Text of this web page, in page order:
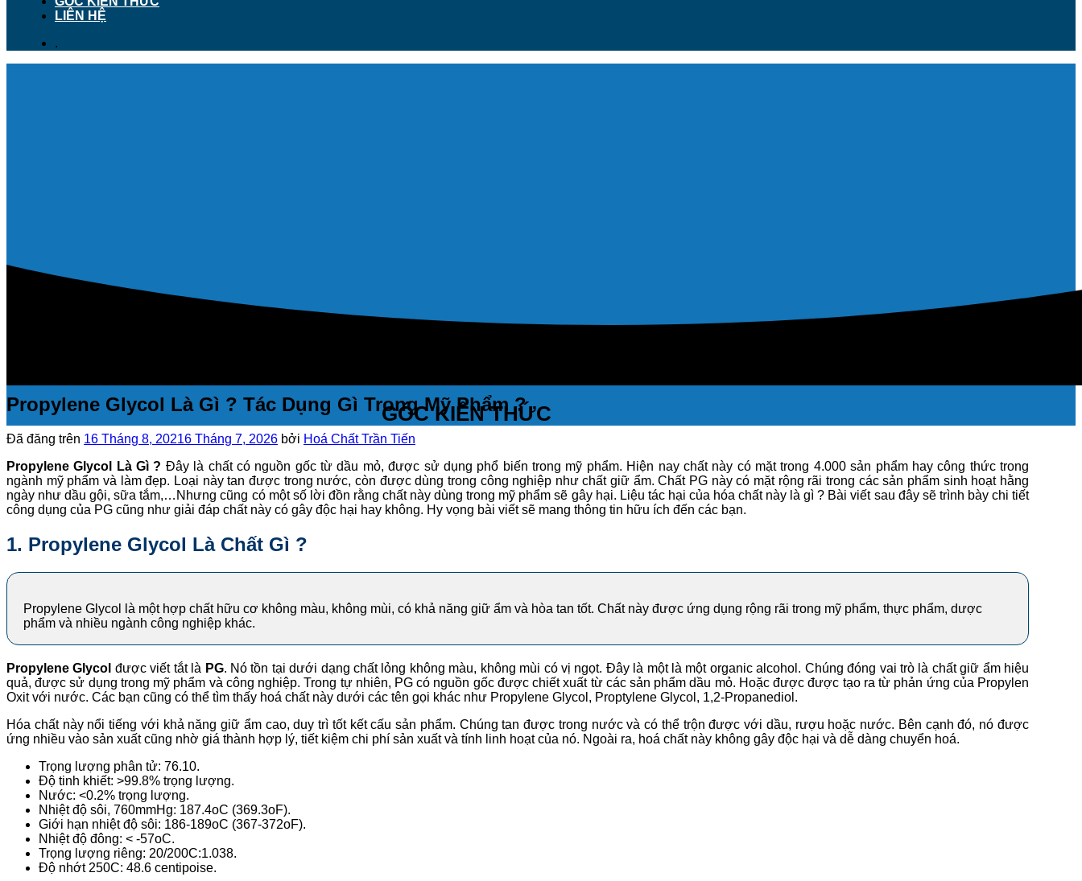
LIÊN HỆ
.
GÓC KIẾN THỨC
Propylene Glycol Là Gì ? Tác Dụng Gì Trong Mỹ Phẩm ?
Đã đăng trên 16 Tháng 8, 20216 Tháng 7, 2026 bởi Hoá Chất Trần Tiến
Propylene Glycol Là Gì ? Đây là chất có nguồn gốc từ dầu mỏ, được sử dụng phổ biến trong mỹ phẩm. Hiện nay chất này có mặt trong 4.000 sản phẩm hay công thức trong
ngành mỹ phẩm và làm đẹp. Loại này tan được trong nước, còn được dùng trong công nghiệp như chất giữ ẩm. Chất PG này có mặt rộng rãi trong các sản phẩm sinh hoạt hằng
ngày như dầu gội, sữa tắm,…Nhưng cũng có một số lời đồn rằng chất này dùng trong mỹ phẩm sẽ gây hại. Liệu tác hại của hóa chất này là gì ? Bài viết sau đây sẽ trình bày chi tiết
công dụng của PG cũng như giải đáp chất này có gây độc hại hay không. Hy vọng bài viết sẽ mang thông tin hữu ích đến các bạn.
1. Propylene Glycol Là Chất Gì ?
Propylene Glycol là một hợp chất hữu cơ không màu, không mùi, có khả năng giữ ẩm và hòa tan tốt. Chất này được ứng dụng rộng rãi trong mỹ phẩm, thực phẩm, dược
phẩm và nhiều ngành công nghiệp khác.
Propylene Glycol được viết tắt là PG. Nó tồn tại dưới dạng chất lỏng không màu, không mùi có vị ngọt. Đây là một là một organic alcohol. Chúng đóng vai trò là chất giữ ẩm hiệu
quả, được sử dụng trong mỹ phẩm và công nghiệp. Trong tự nhiên, PG có nguồn gốc được chiết xuất từ các sản phẩm dầu mỏ. Hoặc được được tạo ra từ phản ứng của Propylen
Oxit với nước. Các bạn cũng có thể tìm thấy hoá chất này dưới các tên gọi khác như Propylene Glycol, Proptylene Glycol, 1,2-Propanediol.
Hóa chất này nổi tiếng với khả năng giữ ẩm cao, duy trì tốt kết cấu sản phẩm. Chúng tan được trong nước và có thể trộn được với dầu, rượu hoặc nước. Bên cạnh đó, nó được
ứng nhiều vào sản xuất cũng nhờ giá thành hợp lý, tiết kiệm chi phí sản xuất và tính linh hoạt của nó. Ngoài ra, hoá chất này không gây độc hại và dễ dàng chuyển hoá.
Trọng lượng phân tử: 76.10.
Độ tinh khiết: >99.8% trọng lượng.
Nước: <0.2% trọng lượng.
Nhiệt độ sôi, 760mmHg: 187.4oC (369.3oF).
Giới hạn nhiệt độ sôi: 186-189oC (367-372oF).
Nhiệt độ đông: < -57oC.
Trọng lượng riêng: 20/200C:1.038.
Độ nhớt 250C: 48.6 centipoise.